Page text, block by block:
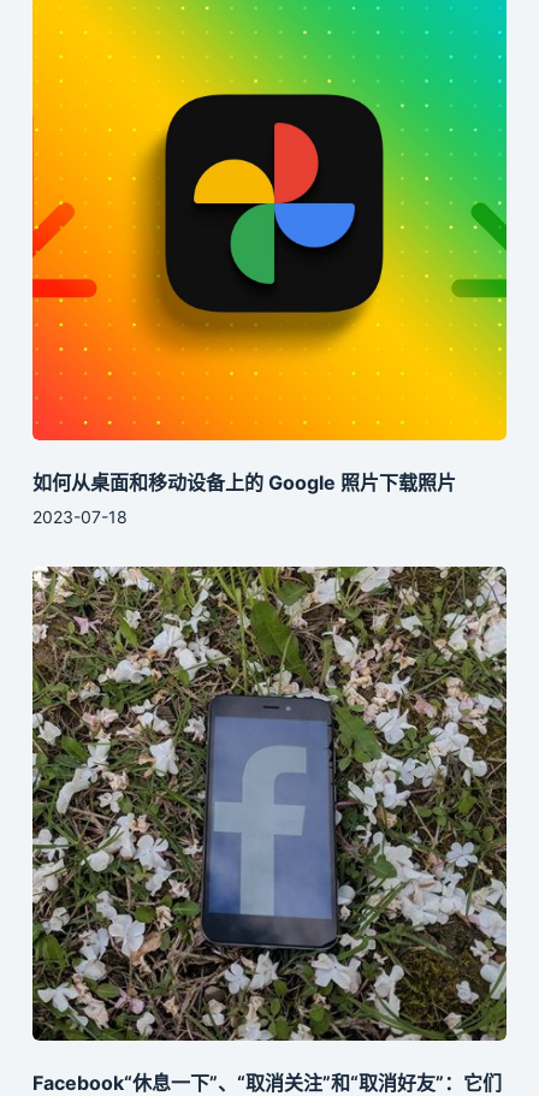
如何从桌面和移动设备上的 Google 照片下载照片
2023-07-18
Facebook“休息一下”、“取消关注”和“取消好友”：它们